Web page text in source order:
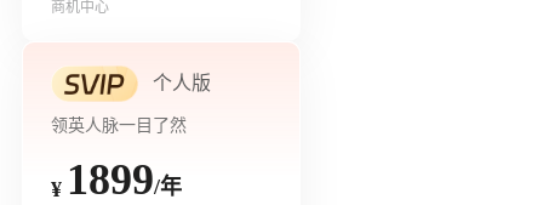
商机中心
个人版
领英人脉一目了然
¥ 1899/年